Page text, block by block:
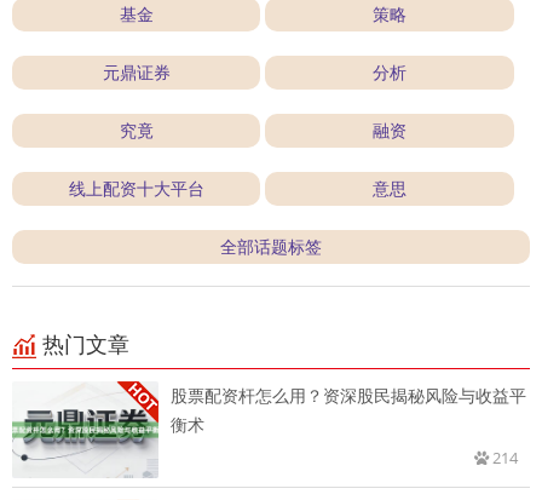
基金 策略
元鼎证券 分析
究竟 融资
线上配资十大平台 意思
全部话题标签
热门文章
股票配资杆怎么用？资深股民揭秘风险与收益平
衡术
214